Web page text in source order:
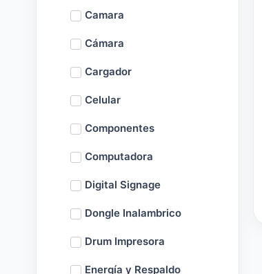
Camara
Cámara
Cargador
Celular
Componentes
Computadora
Digital Signage
Dongle Inalambrico
Drum Impresora
Energía y Respaldo